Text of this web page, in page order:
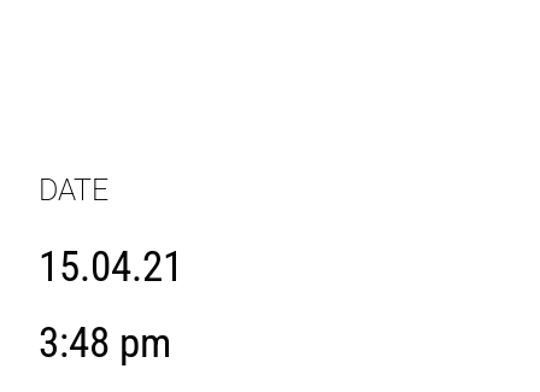
DATE
15.04.21
3:48 pm